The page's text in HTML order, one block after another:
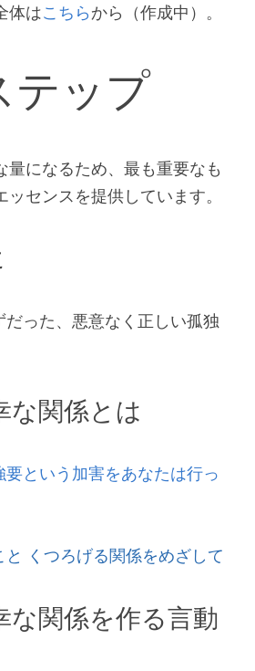
体はこちら から（作成中）。
テップ
量になるため、最も重要なも
センスを提供しています。
だった、悪意なく正しい孤独
な関係とは
要という加害をあなたは行っ
と くつろげる関係をめざして
な関係を作る言動